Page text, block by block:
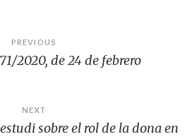
p k ix
PREVIOUS
2020, de 24 de febrero
NEXT
sobre el rol de la dona en